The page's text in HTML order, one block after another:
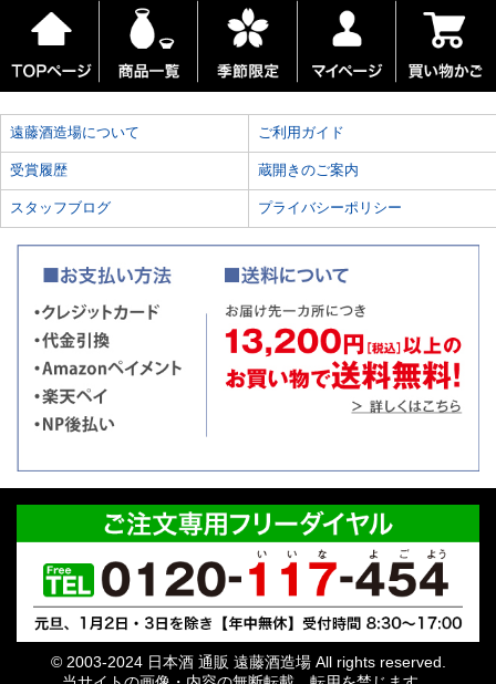
遠藤酒造場について ご利用ガイド
受賞履歴 蔵開きのご案内
スタッフブログ プライバシーポリシー
© 2003-2024 日本酒 通販 遠藤酒造場 All rights reserved.